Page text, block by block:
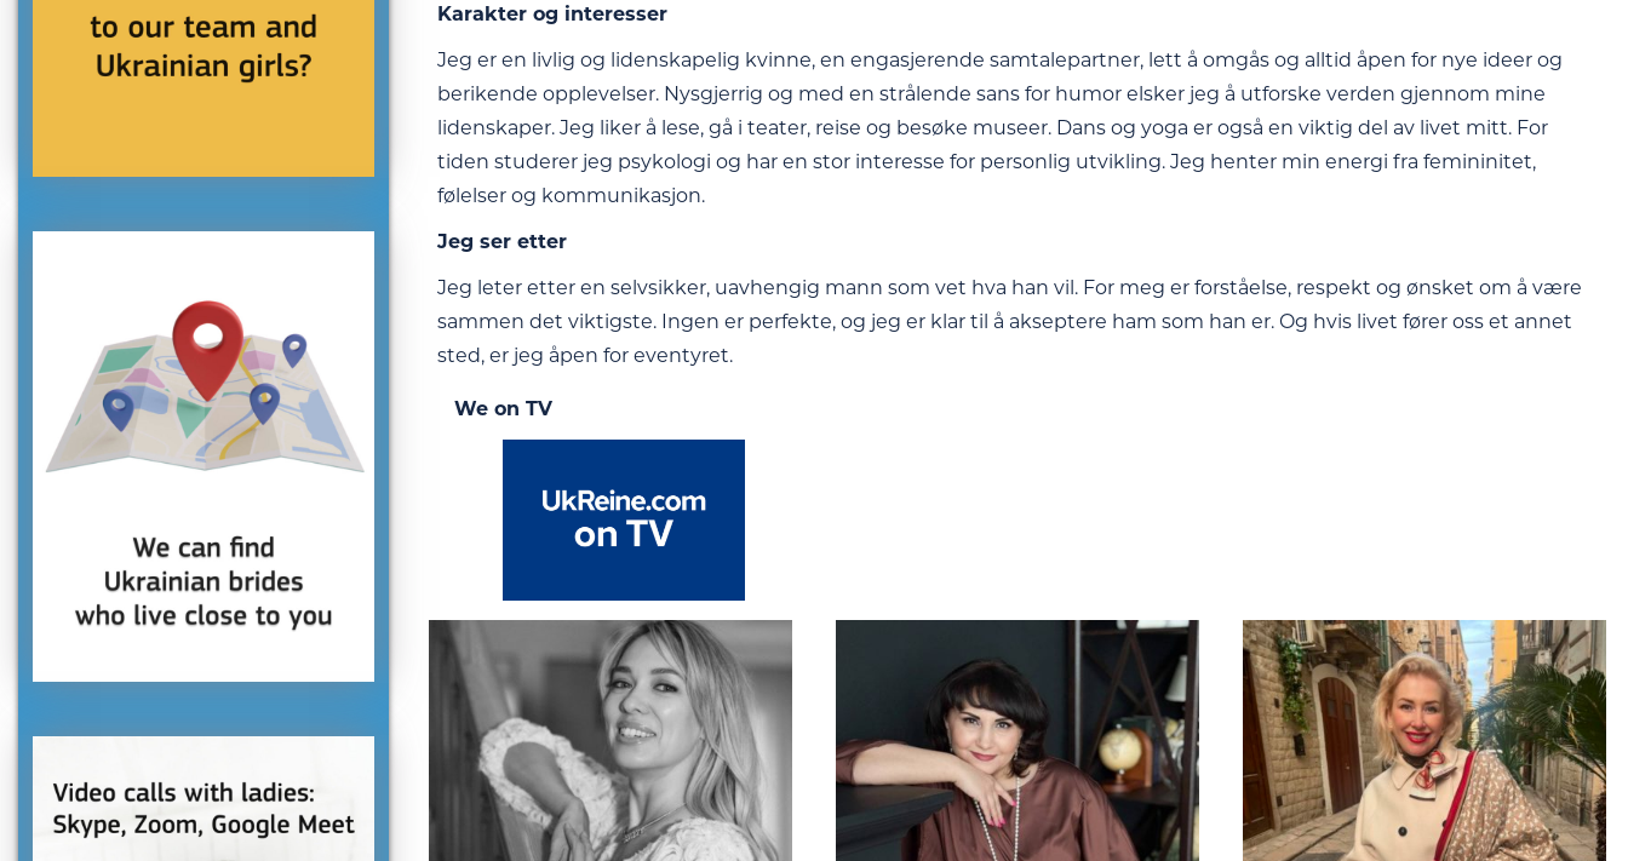
Karakter og interesser
Jeg er en livlig og lidenskapelig kvinne, en engasjerende samtalepartner, lett å omgås og alltid åpen for nye ideer og
berikende opplevelser. Nysgjerrig og med en strålende sans for humor elsker jeg å utforske verden gjennom mine
lidenskaper. Jeg liker å lese, gå i teater, reise og besøke museer. Dans og yoga er også en viktig del av livet mitt. For
tiden studerer jeg psykologi og har en stor interesse for personlig utvikling. Jeg henter min energi fra femininitet,
følelser og kommunikasjon.
Jeg ser etter
Jeg leter etter en selvsikker, uavhengig mann som vet hva han vil. For meg er forståelse, respekt og ønsket om å være
sammen det viktigste. Ingen er perfekte, og jeg er klar til å akseptere ham som han er. Og hvis livet fører oss et annet
sted, er jeg åpen for eventyret.
We on TV